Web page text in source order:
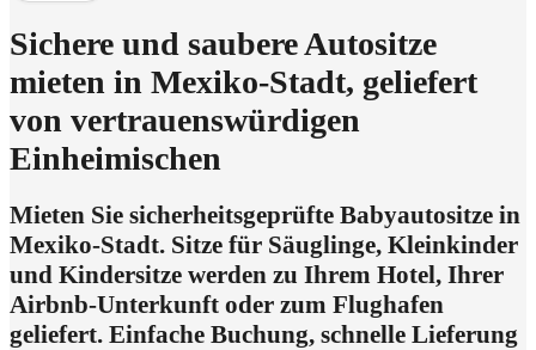
Sichere und saubere Autositze
mieten in Mexiko-Stadt, geliefert
von vertrauenswürdigen
Einheimischen
Mieten Sie sicherheitsgeprüfte Babyautositze in
Mexiko-Stadt. Sitze für Säuglinge, Kleinkinder
und Kindersitze werden zu Ihrem Hotel, Ihrer
Airbnb-Unterkunft oder zum Flughafen
geliefert. Einfache Buchung, schnelle Lieferung